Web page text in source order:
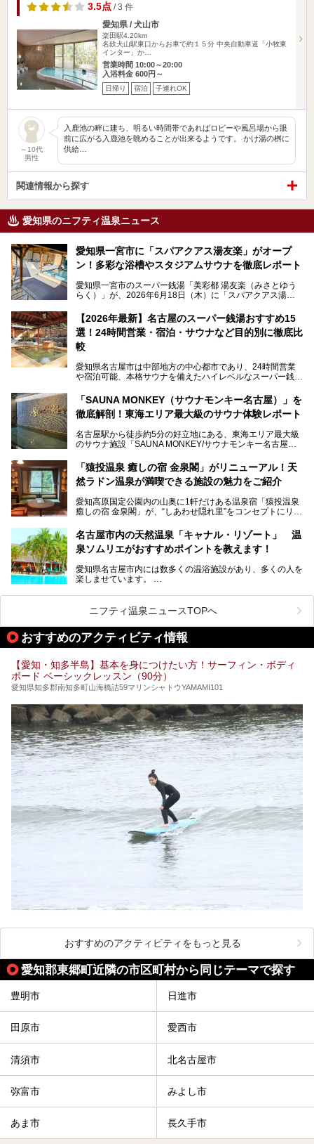
3.5点/ 3 件
愛知県 / 犬山市
楽田駅4.20km
名鉄犬山駅東口からお車で約１５分 中央自動車道「小牧東
インター」か…
営業時間 10:00～20:00
入浴料金 600円～
日帰り 宿泊 子連れOK
～10代
男性
入鹿池の畔に建ち、明るい時間帯であればロビーや風呂場から眼
前に広がる入鹿池を眺めることが出来るようです。 かけ湯の桝に
供給…
関連情報から探す
愛知県のニフティ温泉ニュース
愛知県一宮市に「スパアクアス湯友楽」がオープ
ン！多彩な浴槽やスタジアムサウナを徹底レポート
愛知県一宮市のスーパー銭湯「美彩都 湯友楽（みさとゆう
らく）」が、2026年6月18日（木）に「スパアクアス湯友
この地で30年にわたり愛され続けてきた施設だからこそ、
地元住民をはじめオープンを待ちわびている人も多いのでは
ないでしょうか。
老朽化した設備の補修を機に、2年前からじっくり構想を練
ってきたというだけあって、館内の充実度は想像以上。
以前の4倍に拡張したという露天エリアや10の浴槽、40人収
容の巨大なスタジアムサウナに、岩盤浴やリラクゼーション
までまるごと楽しめる施設に生まれ変わりました。
今回は、全面リニューアルして新しくなった「スパアクアス
【2026年最新】名古屋のスーパー銭湯おすすめ15
選！24時間営業・宿泊・サウナなど目的別に徹底比
較
愛知県名古屋市は中部地方の中心都市であり、24時間営業
や宿泊可能、本格サウナを備えたハイレベルなスーパー銭湯
そのため、「日々の仕事の疲れを心身ともにリセットした
い」「休日に時間を忘れて1日中ダラダラ過ごしたい」「コ
くある点が魅力です！
お好みの温泉施設を見つけて楽しんでくださいね。
「SAUNA MONKEY（サウナモンキー名古屋）」を
徹底解剖！東海エリア最大級のサウナ体験レポート
名古屋駅から徒歩約5分の好立地にある、東海エリア最大級
のサウナ施設「SAUNA MONKEY/サウナモンキー名古屋」
「名古屋駅周辺ってサウナが少ないよね」という声をよく耳
にするだけあり、アクセスの良さにも胸が高鳴ります。
今回は普段は男性専用となっているパブリックサウナが、女
さっそく取材してきました！
「猿投温泉 癒しの宿 金泉閣」がリニューアル！天
然ラドン温泉が満喫できる施設の魅力をご紹介
愛知高原国定公園内の山奥に1軒だけある温泉宿「猿投温泉
癒しの宿 金泉閣」が、“しあわせ隠れ里”をコンセプトにリニ
天然ラドン温泉が堪能できるお風呂や、新設・改装された客
室、地元の食材と温泉水で作られたお料理……。
ご紹介します。
名古屋市内の天然温泉「キャナル・リゾート」 温
泉ソムリエがおすすめポイントを教えます！
愛知県名古屋市内には数多くの温浴施設があり、多くの人を
楽しませています。
ムリエの目線で紹介していきます！
名古屋市内にはスーパー銭湯や日帰り温泉が多く、「どこに
行こうかな？」と悩んでしまう方も多いと思います。
ぜひこの記事を参考にして「キャナル・リゾート」に出かけ
てみるのはいかがでしょうか？
ニフティ温泉ニュースTOPへ
おすすめのアクティビティ情報
【愛知・知多半島】基本を身につけたい方！サーフィン・ボディ
ボード ベーシックレッスン（90分）
愛知県知多郡南知多町山海橋詰59マリンシャトウYAMAMI101
おすすめのアクティビティをもっと見る
愛知郡東郷町近隣の市区町村から同じテーマで探す
豊明市 日進市
田原市 愛西市
清須市 北名古屋市
弥富市 みよし市
あま市 長久手市